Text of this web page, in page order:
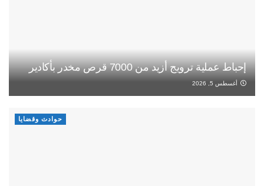
إحباط عملية ترويج أزيد من 7000 قرص مخدر بأكادير
أغسطس 5, 2026
حوادث وقضايا